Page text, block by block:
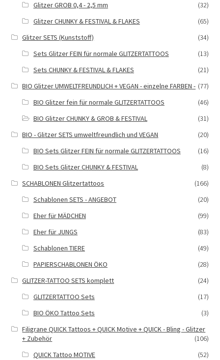
Glitzer GROB 0,4 - 2,5 mm
(32)
Glitzer CHUNKY & FESTIVAL & FLAKES
(65)
Glitzer SETS (Kunststoff)
(34)
Sets Glitzer FEIN für normale GLITZERTATTOOS
(13)
Sets CHUNKY & FESTIVAL & FLAKES
(21)
BIO Glitzer UMWELTFREUNDLICH + VEGAN - einzelne FARBEN - (77)
BIO Glitzer fein für normale GLITZERTATTOOS
(46)
BIO Glitzer CHUNKY & GROB & FESTIVAL
(31)
BIO - Glitzer SETS umweltfreundlich und VEGAN
(20)
BIO Sets Glitzer FEIN für normale GLITZERTATTOOS
(16)
BIO Sets Glitzer CHUNKY & FESTIVAL
(8)
SCHABLONEN Glitzertattoos
(166)
Schablonen SETS - ANGEBOT
(20)
Eher für MÄDCHEN
(99)
Eher für JUNGS
(83)
Schablonen TIERE
(49)
PAPIERSCHABLONEN ÖKO
(28)
GLITZER-TATTOO SETS komplett
(24)
GLITZERTATTOO Sets
(17)
BIO ÖKO Tattoo Sets
(3)
Filigrane QUICK Tattoos + QUICK Motive + QUICK - Bling - Glitzer
+ Zubehör
(106)
QUICK Tattoo MOTIVE
(52)